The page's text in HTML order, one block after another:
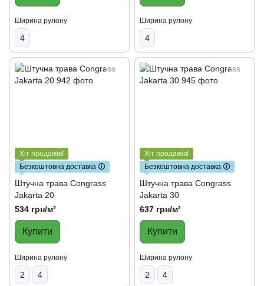
Ширина рулону
4
Ширина рулону
4
Хіт продажів!
Безкоштовна доставка 🛈
Штучна трава Congrass
Jakarta 20
534 грн/м²
Купити
Ширина рулону
2 4
Хіт продажів!
Безкоштовна доставка 🛈
Штучна трава Congrass
Jakarta 30
637 грн/м²
Купити
Ширина рулону
2 4